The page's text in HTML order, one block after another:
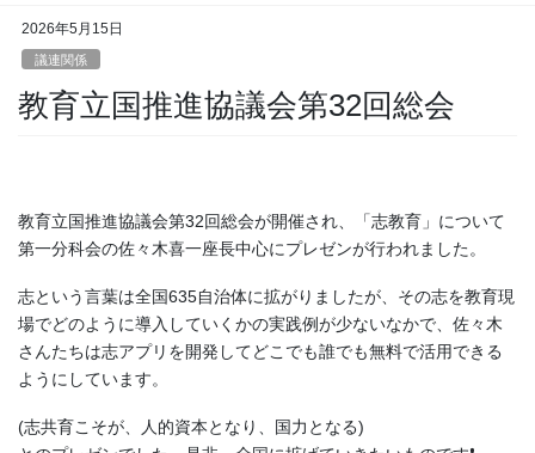
2026年5月15日
議連関係
教育立国推進協議会第32回総会
教育立国推進協議会第32回総会が開催され、「志教育」について
第一分科会の佐々木喜一座長中心にプレゼンが行われました。
志という言葉は全国635自治体に拡がりましたが、その志を教育現
場でどのように導入していくかの実践例が少ないなかで、佐々木
さんたちは志アプリを開発してどこでも誰でも無料で活用できる
ようにしています。
(志共育こそが、人的資本となり、国力となる)